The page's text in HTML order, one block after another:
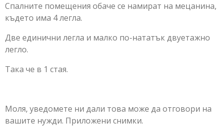
Спалните помещения обаче се намират на мецанина,
където има 4 легла.
Две единични легла и малко по-нататък двуетажно
легло.
Така че в 1 стая.
Моля, уведомете ни дали това може да отговори на
вашите нужди. Приложени снимки.